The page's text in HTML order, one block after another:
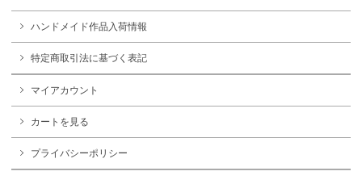
ハンドメイド作品入荷情報
特定商取引法に基づく表記
マイアカウント
カートを見る
プライバシーポリシー